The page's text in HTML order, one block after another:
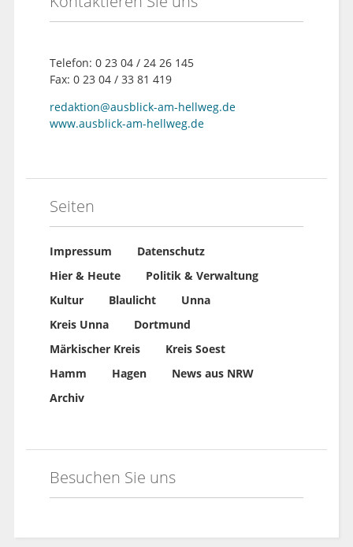
Telefon: 0 23 04 / 24 26 145
Fax: 0 23 04 / 33 81 419
redaktion@ausblick-am-hellweg.de
www.ausblick-am-hellweg.de
Seiten
Impressum
Datenschutz
Hier & Heute
Politik & Verwaltung
Kultur
Blaulicht
Unna
Kreis Unna
Dortmund
Märkischer Kreis
Kreis Soest
Hamm
Hagen
News aus NRW
Archiv
Besuchen Sie uns